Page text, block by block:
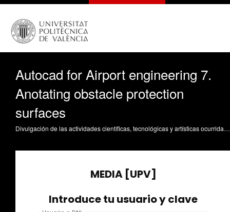
Autocad for Airport engineering 7.
Anotating obstacle protection
surfaces
Divulgación de las actividades científicas, tecnológicas y artísticas ocurridas en los tres campus de la UPV